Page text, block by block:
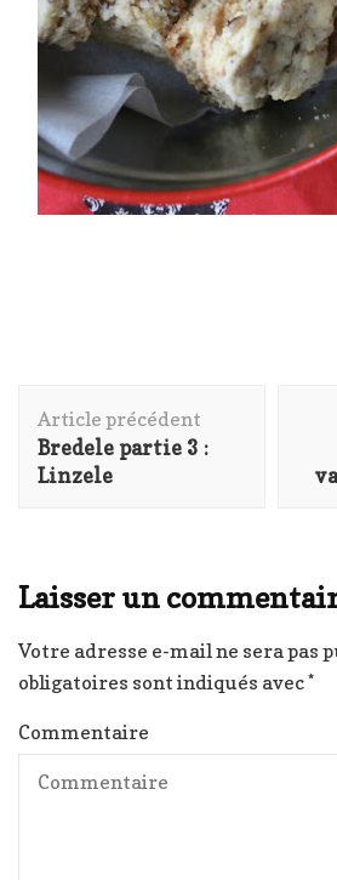
d'article
Article précédent
Bredele partie 3 :
Linzele
Laisser un
Votre adresse e-mail ne sera pas
obligatoires sont indiqués avec*
Commentaire